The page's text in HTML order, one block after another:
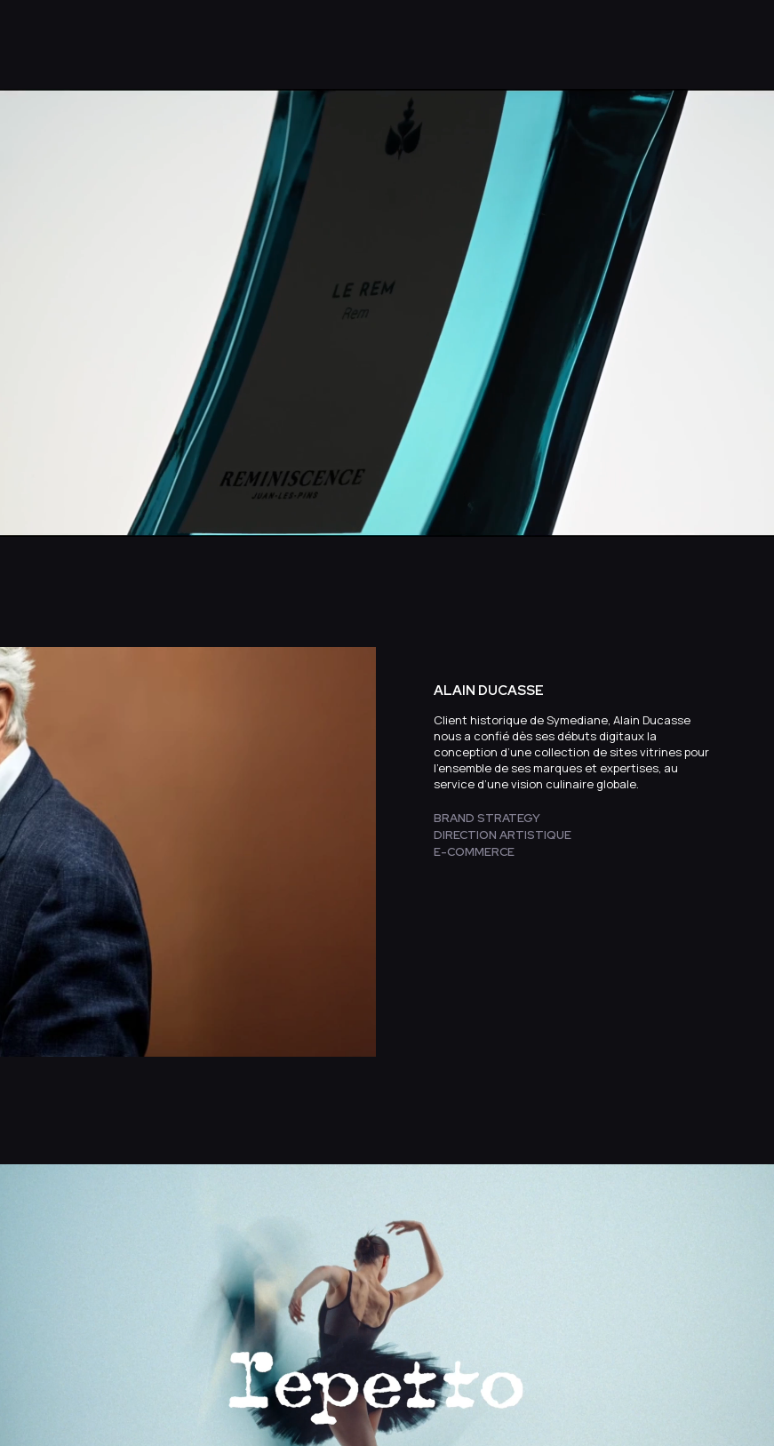
ALAIN DUCASSE
Client historique de Symediane, Alain Ducasse
nous a confié dès ses débuts digitaux la
conception d’une collection de sites vitrines pour
l’ensemble de ses marques et expertises, au
service d’une vision culinaire globale.
BRAND STRATEGY
DIRECTION ARTISTIQUE
E-COMMERCE